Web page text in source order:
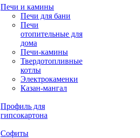
Печи и камины
Печи для бани
Печи
отопительные для
дома
Печи-камины
Твердотопливные
котлы
Электрокаменки
Казан-мангал
Профиль для
гипсокартона
Софиты